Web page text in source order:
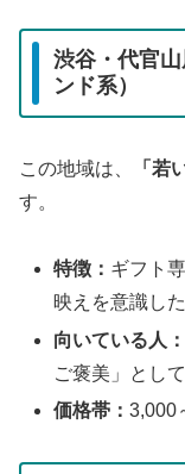
渋谷・代官
ンド系）
この地域は、 「若
す。
特徴： ギフト
映えを意識し
向いている人：
ご褒美」とし
価格帯：3,000